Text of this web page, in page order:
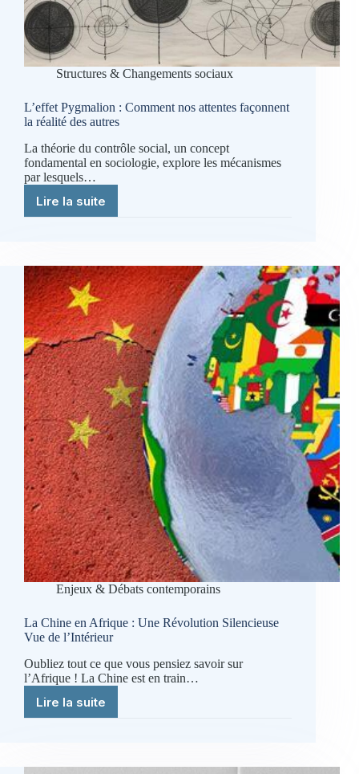
Structures & Changements sociaux
L’effet Pygmalion : Comment nos attentes façonnent
la réalité des autres
La théorie du contrôle social, un concept
fondamental en sociologie, explore les mécanismes
par lesquels…
Lire la suite
L’effet
nos
attentes
façonnent
la
réalité
des
autres
Enjeux & Débats contemporains
La Chine en Afrique : Une Révolution Silencieuse
Vue de l’Intérieur
Oubliez tout ce que vous pensiez savoir sur
l’Afrique ! La Chine est en train…
Lire la suite
La
: